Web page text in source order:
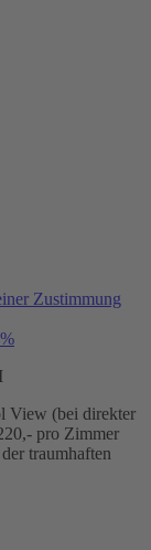
Zustimmung
View (bei direkter
pro Zimmer
traumhaften